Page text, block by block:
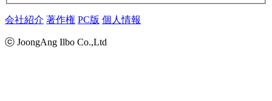
会社紹介 著作権 PC版 個人情報
ⓒ JoongAng Ilbo Co.,Ltd